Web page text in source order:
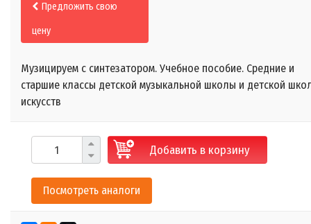
Предложить свою
цену
Музицируем с синтезатором. Учебное пособие. Средние и
старшие классы детской музыкальной школы и детской
искусств
Добавить в корзину
Посмотреть аналоги